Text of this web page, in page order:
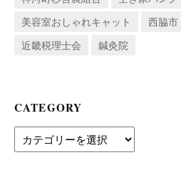
美容室おしゃれキャット
西脇市
近畿税理士会
鍼灸院
CATEGORY
Category